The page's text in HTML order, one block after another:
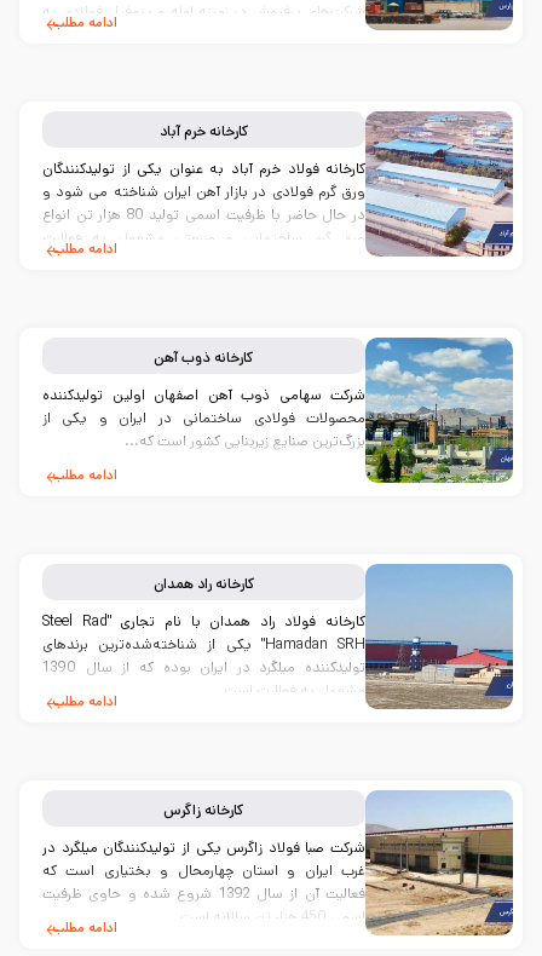
شرکت‌های پرفروش در زمینه لوله و پروفیل فولادی به
ادامه مطلب
کارخانهخرم آباد
کارخانه فولاد خرم آباد به عنوان یکی از تولیدکنندگان
ورق گرم فولادی در بازار آهن ایران شناخته می شود و
در حال حاضر با ظرفیت اسمی تولید 80 هزار تن انواع
ورق گرم ساختمانی و صنعتی مشغول به فعالیت
ادامه مطلب
کارخانه ذوب آهن
شرکت سهامی ذوب آهن اصفهان اولین تولیدکننده
محصولات فولادی ساختمانی در ایران و یکی از
بزرگ‌ترین صنایع زیربنایی کشور است که...
ادامه مطلب
کارخانهراد همدان
کارخانه فولاد راد همدان با نام تجاری "Steel Rad
Hamadan SRH" یکی از شناخته‌شده‌ترین برندهای
تولیدکننده میلگرد در ایران بوده که از سال 1390
مشغول به فعالیت است.
ادامه مطلب
کارخانه زاگرس
شرکت صبا فولاد زاگرس یکی از تولیدکنندگان میلگرد در
غرب ایران و استان چهارمحال و بختیاری است که
فعالیت آن از سال 1392 شروع شده و حاوی ظرفیت
اسمی 450 هزار تن سالانه است...
ادامه مطلب